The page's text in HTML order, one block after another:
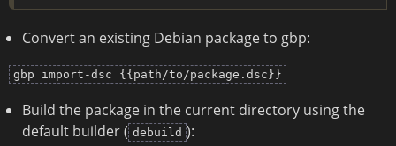
Convert an existing Debian package to gbp:
gbp import-dsc {{path/to/package.dsc}}
Build the package in the current directory using the
default builder ( debuild ):